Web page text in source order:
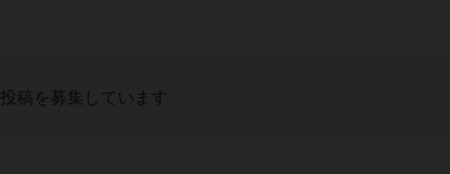
投稿を募集しています